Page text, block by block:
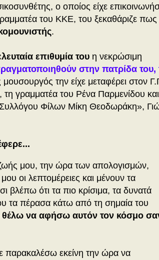
ο οποίος είχε
του ΚΚΕ, του ξεκαθάριζε πως
.
επιθυμία του η νεκρώσιμη
στην πατρίδα του,
την είχε μεταφέρει στον
γραμματέα του Ρένα Παρμενίδου
Φίλων Μίκη Θεοδωράκη»,
μου, την ώρα των απολογισμών,
οι λεπτομέρειες και μένουν τα
βλέπω ότι τα πιο κρίσιμα, τα δυνατά
τα πέρασα κάτω από τη σημαία του
θέλω να αφήσω αυτόν τον κόσμο
παρακαλέσω εκείνη την ώρα να